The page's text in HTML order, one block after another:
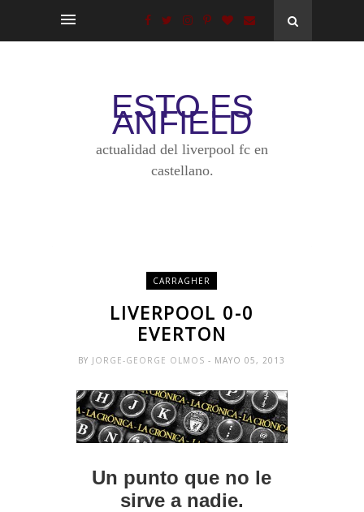
ESTO ES
ANFIELD
actualidad del liverpool fc en
castellano.
CARRAGHER
LIVERPOOL 0-0
EVERTON
BY JORGE-GEORGE OLMOS- MAYO 05, 2013
Un punto que no le
sirve a nadie.